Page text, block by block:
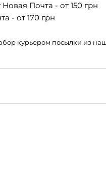
Почта - от 150 грн
- от 170 грн
курьером посылки из